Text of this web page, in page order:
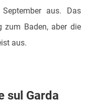
aus. Das
zum Baden, aber die
aus.
sul Garda